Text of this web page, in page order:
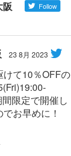
Follow
23 8月 2023
て10％OFFの
限定で開催し
お早めに！